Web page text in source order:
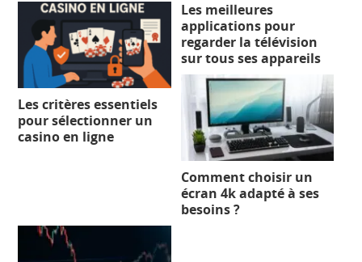
Les critères essentiels
pour sélectionner un
casino en ligne
Les meilleures
applications pour
regarder la télévision
sur tous ses appareils
Comment choisir un
écran 4k adapté à ses
besoins ?